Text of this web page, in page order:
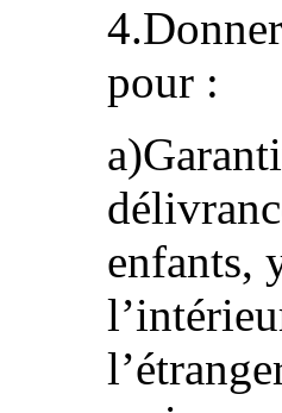
pour :
enfants,